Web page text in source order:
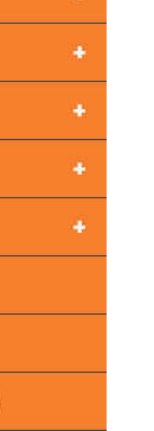
+
+
+
+